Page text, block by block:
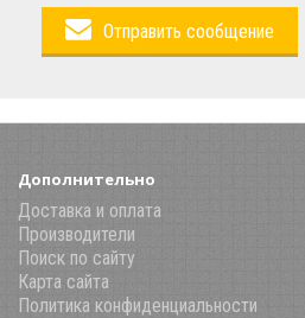
Отправить сообщение
Дополнительно
Доставка и оплата
Производители
Поиск по сайту
Карта сайта
Политика конфиденциальности